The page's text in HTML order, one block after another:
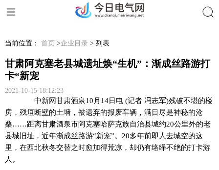
当前位置： 首页 >企业目录 > 列表
甘肃阿克塞老县城遗址焕“生机”：渐成丝路游打
卡“新宠
2021-10-15 18:12:23
中新网甘肃酒泉10月14日电 (记者 冯志军)残破不堪的楼
房，残垣断壁的土墙，被遗弃的报废车辆，满目尽是神秘的沧
桑……距离甘肃酒泉市阿克塞哈萨克族自治县城约20公里外的老
县城旧址，近年渐成丝路游“新宠”。20多年前即人去城空的这
里，在西北秋冬交替之时愈加得荒凉，却仍有络绎不绝的打卡游
人。